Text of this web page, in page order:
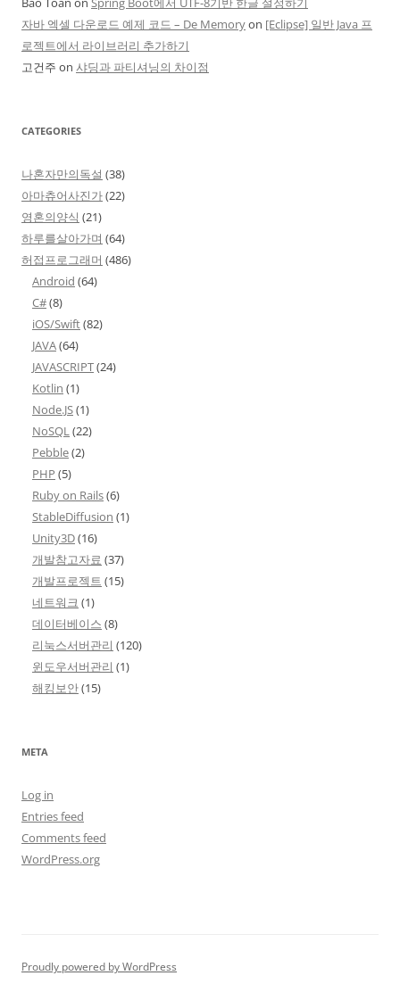
자바 엑셀 다운로드 예제 코드 – De Memoryon [Eclipse] 일반 Java 프
로젝트에서 라이브러리 추가하기
고건주 on 샤딩과 파티셔닝의 차이점
CATEGORIES
나혼자만의독설 (38)
아마츄어사진가(22)
영혼의양식 (21)
하루를살아가며 (64)
허접프로그래머 (486)
Android (64)
C#(8)
iOS/Swift(82)
JAVA(64)
JAVASCRIPT(24)
Kotlin (1)
Node.JS(1)
NoSQL(22)
Pebble(2)
PHP (5)
Ruby on Rails(6)
StableDiffusion (1)
Unity3D(16)
개발참고자료 (37)
개발프로젝트 (15)
네트워크 (1)
데이터베이스 (8)
리눅스서버관리 (120)
윈도우서버관리 (1)
해킹보안(15)
META
Log in
Entries feed
Comments feed
WordPress.org
Proudly powered by WordPress